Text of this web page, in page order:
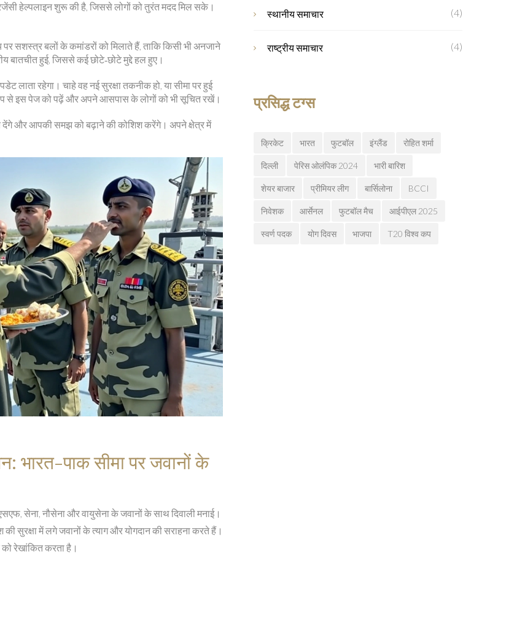
हेल्पलाइन शुरू की है, जिससे लोगों को तुरंत मदद मिल सके।
सशस्त्र बलों के कमांडरों को मिलाते हैं, ताकि किसी भी अनजाने
बातचीत हुई, जिससे कई छोटे‑छोटे मुद्दे हल हुए।
लाता रहेगा। चाहे वह नई सुरक्षा तकनीक हो, या सीमा पर हुई
से इस पेज को पढ़ें और अपने आसपास के लोगों को भी सूचित रखें।
और आपकी समझ को बढ़ाने की कोशिश करेंगे। अपने क्षेत्र में
भारत-पाक सीमा पर जवानों के
सेना, नौसेना और वायुसेना के जवानों के साथ दिवाली मनाई।
की सुरक्षा में लगे जवानों के त्याग और योगदान की सराहना करते हैं।
रेखांकित करता है।
स्थानीय समाचार (4)
राष्ट्रीय समाचार (4)
प्रसिद्ध टग्स
क्रिकेट भारत फुटबॉल इंग्लैंड रोहित शर्मा
दिल्ली पेरिस ओलंपिक 2024 भारी बारिश
शेयर बाजार प्रीमियर लीग बार्सिलोना BCCI
निवेशक आर्सेनल फुटबॉल मैच आईपीएल 2025
स्वर्ण पदक योग दिवस भाजपा T20 विश्व कप